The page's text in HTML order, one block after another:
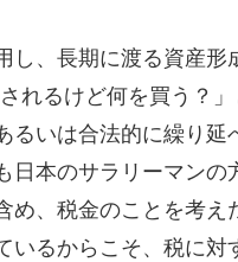
、長期に渡る資産形
れるけど何を買う？
るいは合法的に繰り延
日本のサラリーマンの
、税金のことを考え
いるからこそ、税に対